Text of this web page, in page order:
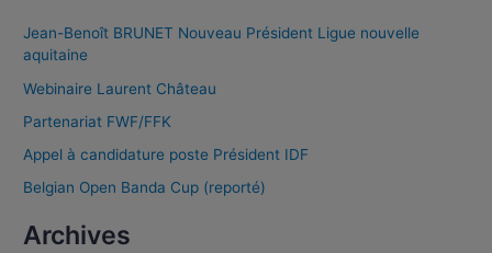
Jean-Benoît BRUNET Nouveau Président Ligue nouvelle
aquitaine
Webinaire Laurent Château
Partenariat FWF/FFK
Appel à candidature poste Président IDF
Belgian Open Banda Cup (reporté)
Archives